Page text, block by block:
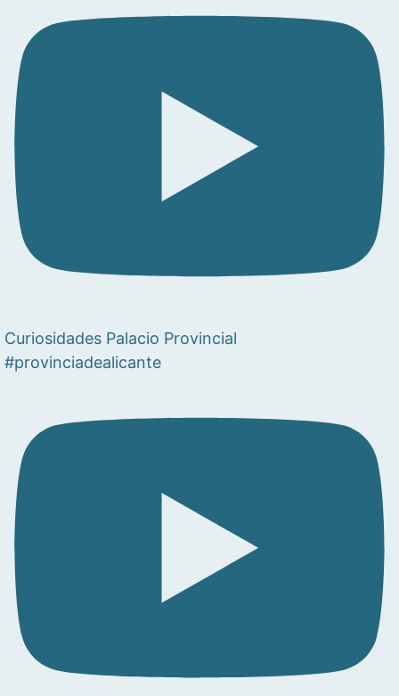
Curiosidades Palacio Provincial
#provinciadealicante